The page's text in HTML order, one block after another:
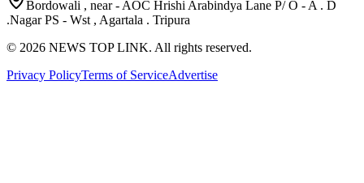
Bordowali , near - AOC Hrishi Arabindya Lane P/ O - A . D
.Nagar PS - Wst , Agartala . Tripura
© 2026 NEWS TOP LINK. All rights reserved.
Privacy PolicyTerms of ServiceAdvertise